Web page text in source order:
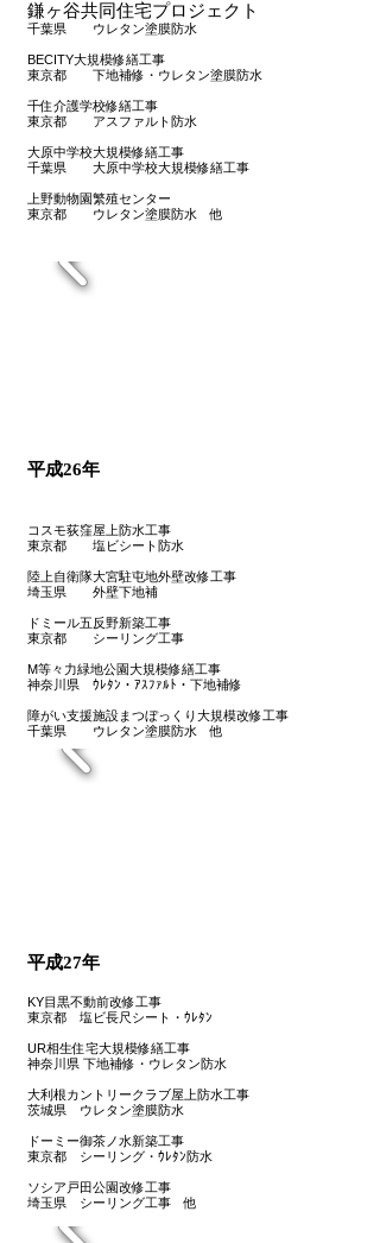
鎌ヶ谷共同住宅プロジェクト
千葉県 ウレタン塗膜防水
BECITY大規模修繕工事
東京都 下地補修・ウレタン塗膜防水
千住介護学校修繕工事
東京都 アスファルト防水
大原中学校大規模修繕工事
千葉県 大原中学校大規模修繕工事
上野動物園繁殖センター
東京都 ウレタン塗膜防水 他
平成26年
コスモ荻窪屋上防水工事
東京都 塩ビシート防水
陸上自衛隊大宮駐屯地外壁改修工事
埼玉県 外壁下地補
ドミール五反野新築工事
東京都 シーリング工事
M等々力緑地公園大規模修繕工事
神奈川県 ｳﾚﾀﾝ・ｱｽﾌｧﾙﾄ・下地補修
障がい支援施設まつぼっくり大規模改修工事
千葉県 ウレタン塗膜防水 他
平成27年
KY目黒不動前改修工事
東京都 塩ビ長尺シート・ｳﾚﾀﾝ
UR相生住宅大規模修繕工事
神奈川県 下地補修・ウレタン防水
大利根カントリークラブ屋上防水工事
茨城県 ウレタン塗膜防水
ドーミー御茶ノ水新築工事
東京都 シーリング・ｳﾚﾀﾝ防水
ソシア戸田公園改修工事
埼玉県 シーリング工事 他